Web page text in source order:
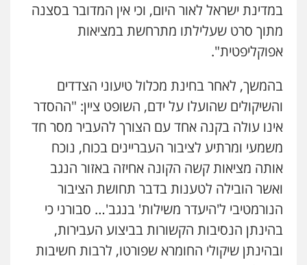
במדינת ישראל לאור היום, וכי אין המדובר בסצנה
מתוך סרט שעלילתו מתרחשת במציאות
אפוקליפטית".
בהמשך, לאחר בחינת מכלול טיעוני הצדדים
והשיקולים שהועלו על ידם, השופט ציין: "ההסדר
אינו עולה בקנה אחד עם הצורך להעביר מסר חד
משמעי ומרתיע לציבור העבריינים בכוח, נוכח
אותה מציאות קשה הקונה אחיזה באזור הנגב
ואשר הובילה לטענות בדבר תחושת הציבור
הנורמטיבי ל'היעדר משילות' בנגב'… סבורני כי
בהינתן הנסיבות הקשורות בביצוע העבירות,
ובהינתן שיקולי החומרא שפורטו, לרבות חשיבות
פלילי עורכי דין לענייני אסירים תעבורה
0507120031
עו"ד אייל אביטל
0544712201
עו"ד רונן בנדל
משפט פלילי פשיעה חמורה פלילי
0524282442